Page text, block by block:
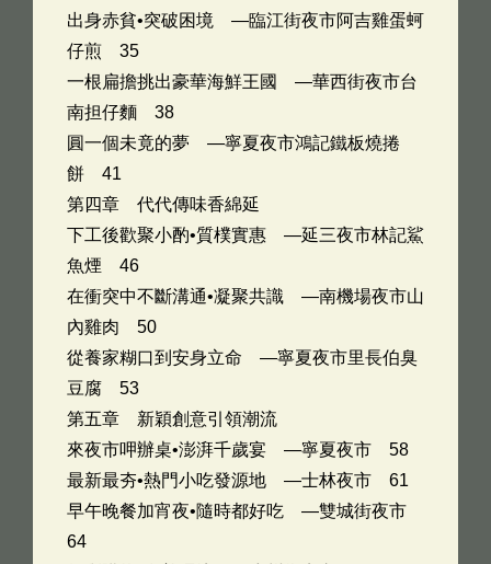
出身赤貧•突破困境 —臨江街夜市阿吉雞蛋蚵
仔煎 35
一根扁擔挑出豪華海鮮王國 —華西街夜市台
南担仔麵 38
圓一個未竟的夢 —寧夏夜市鴻記鐵板燒捲
餅 41
第四章 代代傳味香綿延
下工後歡聚小酌•質樸實惠 —延三夜市林記鯊
魚煙 46
在衝突中不斷溝通•凝聚共識 —南機場夜市山
內雞肉 50
從養家糊口到安身立命 —寧夏夜市里長伯臭
豆腐 53
第五章 新穎創意引領潮流
來夜市呷辦桌•澎湃千歲宴 —寧夏夜市 58
最新最夯•熱門小吃發源地 —士林夜市 61
早午晚餐加宵夜•隨時都好吃 —雙城街夜市
64